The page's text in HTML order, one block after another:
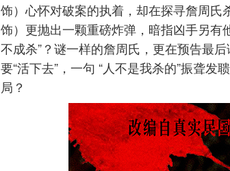
饰）心怀对破案的执着，却在探寻詹周
饰）更抛出一颗重磅炸弹，暗指凶手另
不成杀”？谜一样的詹周氏，更在预告最
要“活下去”，一句 “人不是我杀的”振聋
局？